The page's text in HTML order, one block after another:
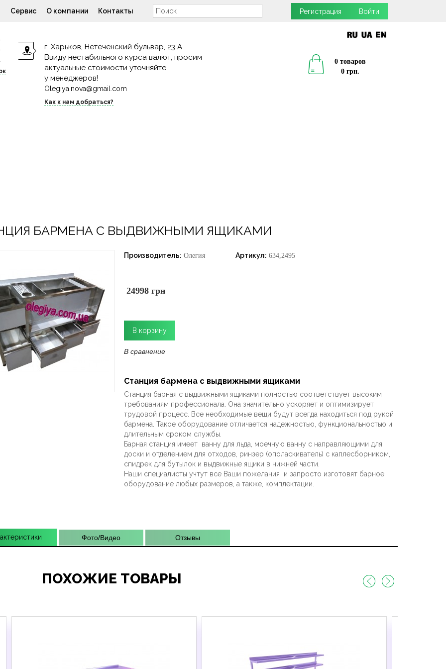
Сервис О компании Контакты Регистрация Войти
г. Харьков, Нетеченский бульвар, 23 А
Ввиду нестабильного курса валют, просим
актуальные стоимости уточняйте
у менеджеров!
Olegiya.nova@gmail.com
Как к нам добраться?
0 товаров
0 грн.
БАРМЕНА С ВЫДВИЖНЫМИ ЯЩИКАМИ
Производитель: Олегия
24998 грн
В сравнение
Артикул: 634,2495
Станция бармена с выдвижными ящиками
Станция барная с выдвижными ящиками полностью соответствует высоким
требованиям профессионала. Она значительно ускоряет и оптимизирует
трудовой процесс. Все необходимые вещи будут всегда находиться под рукой
бармена. Такое оборудование отличается надежностью, функциональностью и
длительным сроком службы.
Барная станция имеет ванну для льда, моечную ванну с направляющими для
доски и отделением для отходов, ринзер (ополаскиватель) с каплесборником,
спидрек для бутылок и выдвижные ящики в нижней части.
Наши специалисты учтут все Ваши пожелания и запросто изготовят барное
оборудование любых размеров, а также, комплектации.
Фото/Видео Отзывы
ПОХОЖИЕ ТОВАРЫ
PreviousNext